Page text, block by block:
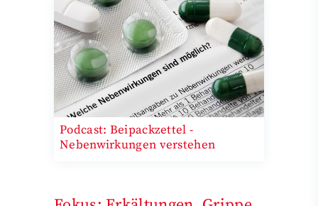
Podcast: Beipackzettel -
Nebenwirkungen verstehen